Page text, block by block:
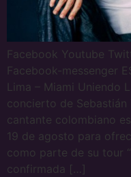
Facebook Youtube
Facebook-messenger
Lima – Miami Uniendo
concierto de Sebastián
cantante colombiano
19 de agosto para
como parte de su tour
confirmada […]